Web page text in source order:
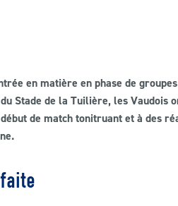
en matière en phase de
Stade de la Tuilière, les Vaudois
de match tonitruant et à des